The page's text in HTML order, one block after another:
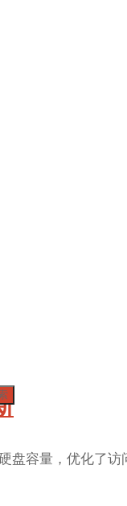
指南
网站！！
盘容量，优化了